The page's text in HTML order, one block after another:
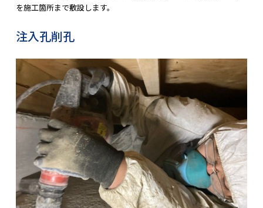
を施工箇所まで敷設します。
注入孔削孔